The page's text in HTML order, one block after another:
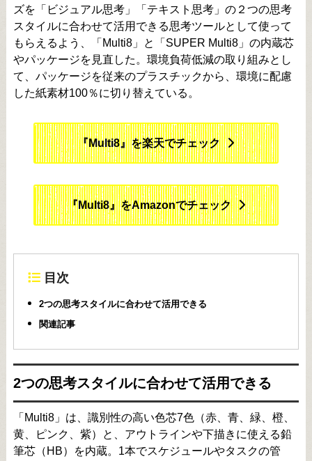
ズを「ビジュアル思考」「テキスト思考」の２つの思考
スタイルに合わせて活用できる思考ツールとして使って
もらえるよう、「Multi8」と「SUPER Multi8」の内蔵芯
やパッケージを見直した。環境負荷低減の取り組みとし
て、パッケージを従来のプラスチックから、環境に配慮
した紙素材100％に切り替えている。
『Multi8』を楽天でチェック
『Multi8』をAmazonでチェック
目次
2つの思考スタイルに合わせて活用できる
関連記事
2つの思考スタイルに合わせて活用できる
「Multi8」は、識別性の高い色芯7色（赤、青、緑、橙、
黄、ピンク、紫）と、アウトラインや下描きに使える鉛
筆芯（HB）を内蔵。1本でスケジュールやタスクの管